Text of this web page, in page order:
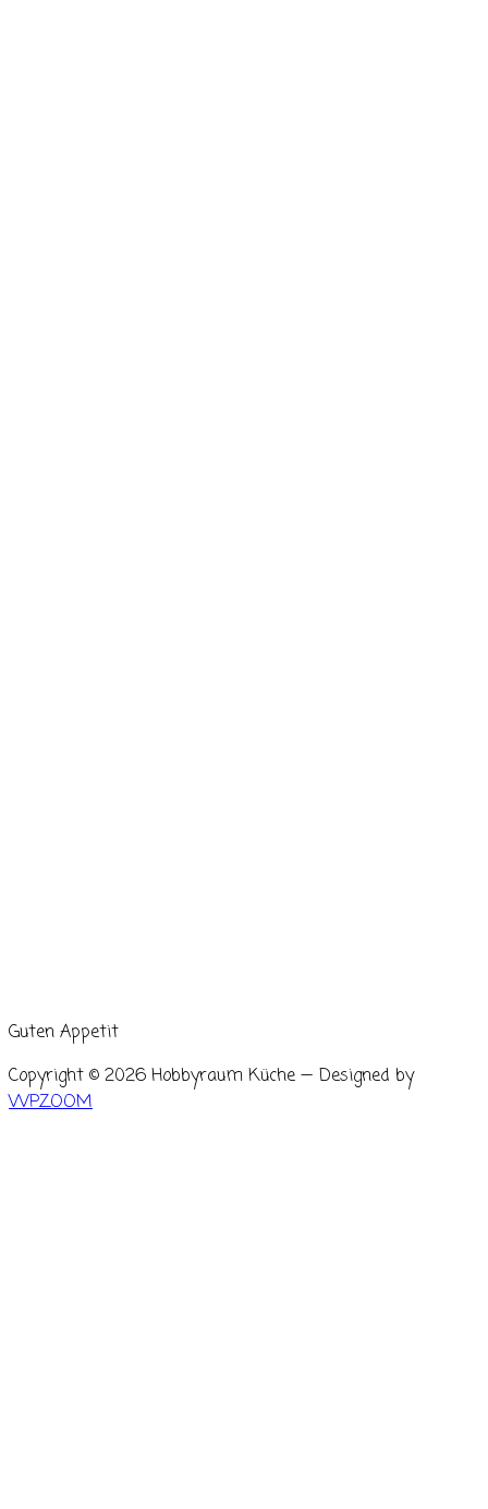
Guten Appetit
Copyright © 2026 Hobbyraum Küche — Designed by
WPZOOM